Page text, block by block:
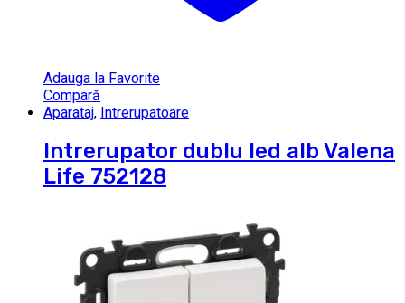
Adauga la Favorite
Compară
Aparataj, Intrerupatoare
Intrerupator dublu led alb Valena
Life 752128